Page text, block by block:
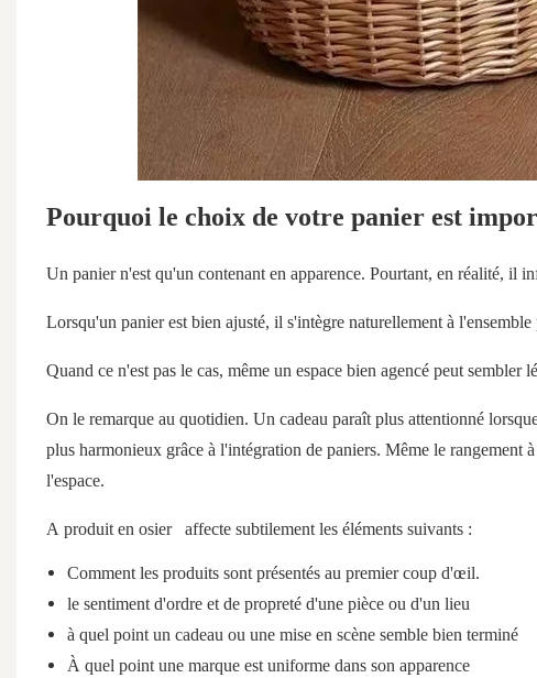
Pourquoi le choix de votre panier est
Un panier n'est qu'un contenant en apparence. Pourtant, en réalité, il
Lorsqu'un panier est bien ajusté, il s'intègre naturellement à
Quand ce n'est pas le cas, même un espace bien agencé peut sembler
On le remarque au quotidien. Un cadeau paraît plus attentionné
plus harmonieux grâce à l'intégration de paniers. Même le rangement
l'espace.
A produit en osier affecte subtilement les éléments suivants :
Comment les produits sont présentés au premier coup d'œil.
le sentiment d'ordre et de propreté d'une pièce ou d'un lieu
à quel point un cadeau ou une mise en scène semble bien terminé
À quel point une marque est uniforme dans son apparence